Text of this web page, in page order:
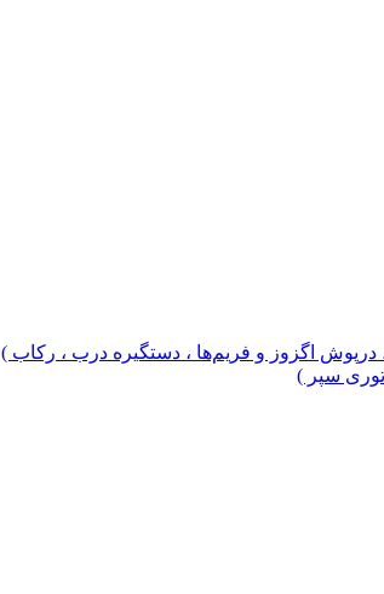
، درپوش اگزوز و فریم‌ها ، دستگیره درب ، رکاب )
توری سپر )